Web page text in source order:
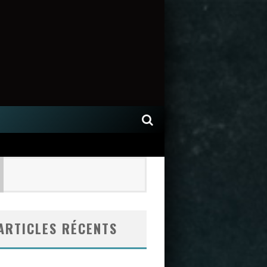
RÉCENTS